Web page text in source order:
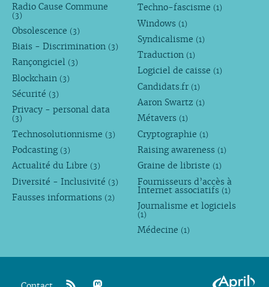
Radio Cause Commune
(3)
Obsolescence (3)
Biais - Discrimination (3)
Rançongiciel (3)
Blockchain (3)
Sécurité (3)
Privacy - personal data
(3)
Technosolutionnisme (3)
Podcasting (3)
Actualité du Libre (3)
Diversité - Inclusivité (3)
Fausses informations (2)
Techno-fascisme (1)
Windows (1)
Syndicalisme (1)
Traduction (1)
Logiciel de caisse (1)
Candidats.fr (1)
Aaron Swartz (1)
Métavers (1)
Cryptographie (1)
Raising awareness (1)
Graine de libriste (1)
Fournisseurs d’accès à
Internet associatifs (1)
Journalisme et logiciels
(1)
Médecine (1)